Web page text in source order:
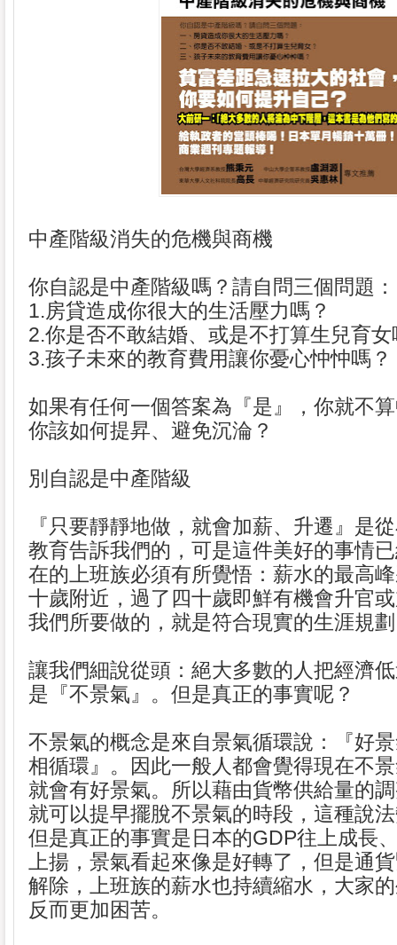
中產階級消失的危機與商機
你自認是中產階級嗎？請自問三個問題：
1.房貸造成你很大的生活壓力嗎？
2.你是否不敢結婚、或是不打算生兒育女
3.孩子未來的教育費用讓你憂心忡忡嗎？
如果有任何一個答案為『是』，你就不
你該如何提昇、避免沉淪？
別自認是中產階級
『只要靜靜地做，就會加薪、升遷』是
教育告訴我們的，可是這件美好的事情
在的上班族必須有所覺悟：薪水的最高
十歲附近，過了四十歲即鮮有機會升官
我們所要做的，就是符合現實的生涯規
讓我們細說從頭：絕大多數的人把經濟
是『不景氣』。但是真正的事實呢？
不景氣的概念是來自景氣循環說：『好
相循環』。因此一般人都會覺得現在不
就會有好景氣。所以藉由貨幣供給量的
就可以提早擺脫不景氣的時段，這種說
但是真正的事實是日本的GDP往上成長
上揚，景氣看起來像是好轉了，但是通
解除，上班族的薪水也持續縮水，大家
反而更加困苦。